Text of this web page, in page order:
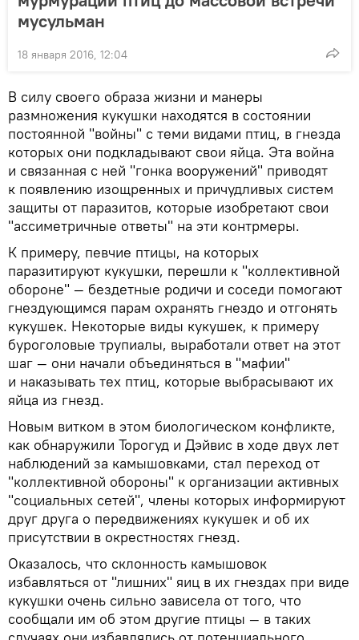
мусульман
18 января 2016, 12:04
В силу своего образа жизни и манеры
размножения кукушки находятся в состоянии
постоянной "войны" с теми видами птиц, в гнезда
которых они подкладывают свои яйца. Эта война
и связанная с ней "гонка вооружений" приводят
к появлению изощренных и причудливых систем
защиты от паразитов, которые изобретают свои
"ассиметричные ответы" на эти контрмеры.
К примеру, певчие птицы, на которых
паразитируют кукушки, перешли к "коллективной
обороне" — бездетные родичи и соседи помогают
гнездующимся парам охранять гнездо и отгонять
кукушек. Некоторые виды кукушек, к примеру
буроголовые трупиалы, выработали ответ на этот
шаг — они начали объединяться в "мафии"
и наказывать тех птиц, которые выбрасывают их
яйца из гнезд.
Новым витком в этом биологическом конфликте,
как обнаружили Торогуд и Дэйвис в ходе двух лет
наблюдений за камышовками, стал переход от
"коллективной обороны" к организации активных
"социальных сетей", члены которых информируют
друг друга о передвижениях кукушек и об их
присутствии в окрестностях гнезд.
Оказалось, что склонность камышовок
избавляться от "лишних" яиц в их гнездах при виде
кукушки очень сильно зависела от того, что
сообщали им об этом другие птицы — в таких